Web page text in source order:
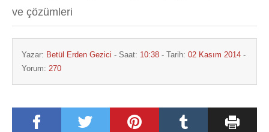
ve çözümleri
Yazar: Betül Erden Gezici - Saat: 10:38 - Tarih: 02 Kasım 2014 -
Yorum: 270